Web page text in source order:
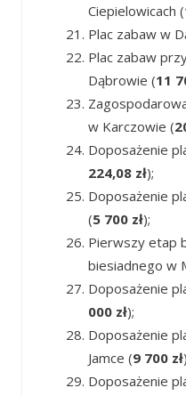
Ciepielowicach (
Plac zabaw w
Plac zabaw
Dąbrowie (11
w Karczowie (
Doposażenie
224,08 zł);
Doposażenie
(5 700 zł);
Pierwszy etap
biesiadnego w
Doposażenie
000 zł);
Doposażenie
Jamce (9 700 zł
Doposażenie